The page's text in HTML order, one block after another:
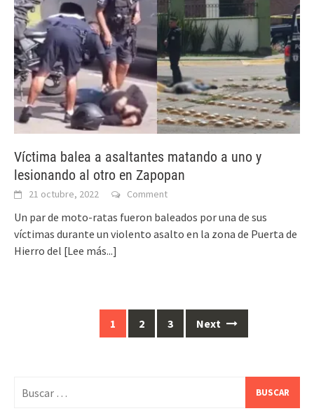
Víctima balea a asaltantes matando a uno y
lesionando al otro en Zapopan
21 octubre, 2022 Comment
Un par de moto-ratas fueron baleados por una de sus
víctimas durante un violento asalto en la zona de Puerta de
Hierro del [Lee más...]
1 2 3 Next